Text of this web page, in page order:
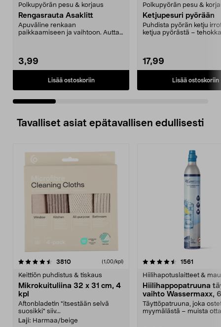
Polkupyörän pesu & korjaus
Rengasrauta Asaklitt
Apuväline renkaan
paikkaamiseen ja vaihtoon. Auttaa
3,99
Lisää ostoskoriin
Polkupyörän pesu &
Ketjupesuri pyörään
Puhdista pyörän ketju
ketjua pyörästä –
17,99
Lisää ostoskoriin
Tavalliset asiat epätavallisen edullisesti
3810arvostelut (1,00/kpl)
Keittiön puhdistus & tiskaus
Mikrokuituliina 32 x 31 cm, 4
kpl
Aftonbladetin "itsestään selvä
suosikki" siiv...
Laji: Harmaa/beige
4.5viidestä
1561
Hiilihapotuslaitteet &
Hiilihappopatruuna
vaihto Wassermaxx,
Täyttöpatruuna, joka
myymälästä – muista
4.5viidestä